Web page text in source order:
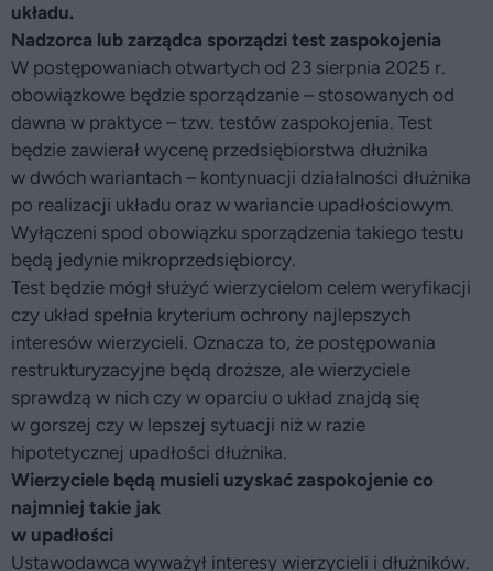
układu.
Nadzorca lub zarządca sporządzi test zaspokojenia
W postępowaniach otwartych od 23 sierpnia 2025 r.
obowiązkowe będzie sporządzanie – stosowanych od
dawna w praktyce – tzw. testów zaspokojenia. Test
będzie zawierał wycenę przedsiębiorstwa dłużnika
w dwóch wariantach – kontynuacji działalności dłużnika
po realizacji układu oraz w wariancie upadłościowym.
Wyłączeni spod obowiązku sporządzenia takiego testu
będą jedynie mikroprzedsiębiorcy.
Test będzie mógł służyć wierzycielom celem weryfikacji
czy układ spełnia kryterium ochrony najlepszych
interesów wierzycieli. Oznacza to, że postępowania
restrukturyzacyjne będą droższe, ale wierzyciele
sprawdzą w nich czy w oparciu o układ znajdą się
w gorszej czy w lepszej sytuacji niż w razie
hipotetycznej upadłości dłużnika.
Wierzyciele będą musieli uzyskać zaspokojenie co
najmniej takie jak
w upadłości
Ustawodawca wyważył interesy wierzycieli i dłużników.